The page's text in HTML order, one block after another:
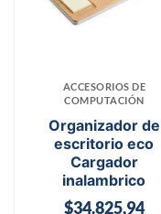
ACCESORIOS DE
COMPUTACIÓN
Organizador de
escritorio eco
Cargador
inalambrico
$34.825,94